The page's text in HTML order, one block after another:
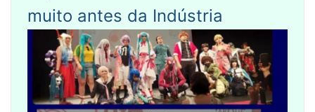
muito antes da Indústria